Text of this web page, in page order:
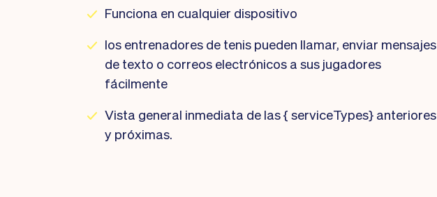
Funciona en cualquier dispositivo
los entrenadores de tenis pueden llamar, enviar mensajes
de texto o correos electrónicos a sus jugadores
fácilmente
Vista general inmediata de las { serviceTypes} anteriores
y próximas.